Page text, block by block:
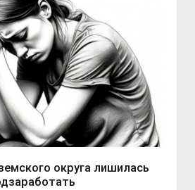
округа лишилась